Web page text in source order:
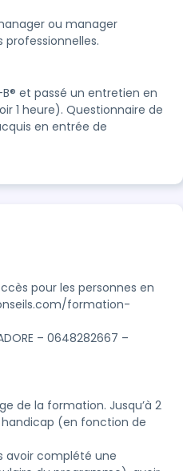
ou manager
et passé un entretien en
1 heure). Questionnaire de
en entrée de
pour les personnes en
formation-
– 0648282667 –
de la formation. Jusqu’à 2
(en fonction de
avoir complété une